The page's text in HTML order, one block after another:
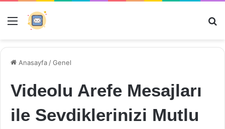
Menü
Anasayfa /Genel
Videolu Arefe Mesajları
ile Sevdiklerinizi Mutlu